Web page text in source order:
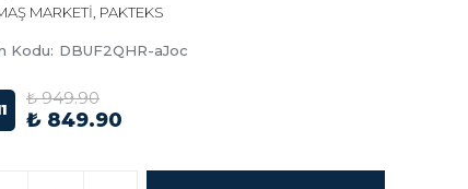
MARKETİ, PAKTEKS
Kodu: DBUF2QHR-aJoc
₺ 949.90
₺ 849.90